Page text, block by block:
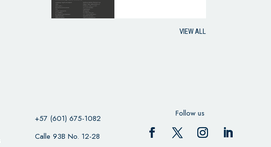
VIEW ALL
+57 (601) 675-1082
Calle 93B No. 12-28
Follow us